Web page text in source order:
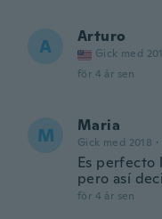
A Arturo
Gick med
för 4 år sen
M Maria
Gick med 2018 ·
Es perfecto
pero así
för 4 år sen